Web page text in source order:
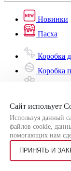
Сайт испольует
Используя данный
файлов cookie,
помогающих нам
ПРИНЯТЬ И
Новинки
Пасха
Коробка
Коробка